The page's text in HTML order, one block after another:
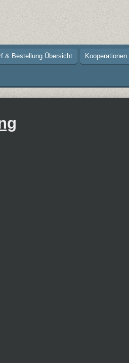
& Bestellung Übersicht Kooperationen